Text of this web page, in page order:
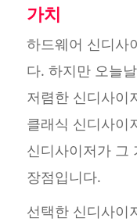
가치
하드웨어 신디사
다. 하지만 오늘
저렴한 신디사이
클래식 신디사이
신디사이저가 그
장점입니다.
선택한 신디사이